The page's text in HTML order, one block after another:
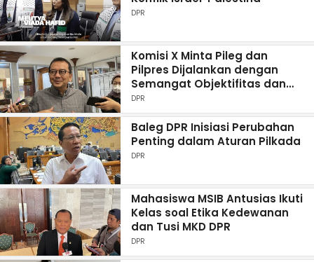
DPR
Komisi X Minta Pileg dan
Pilpres Dijalankan dengan
Semangat Objektifitas dan
Rasionalitas
DPR
Baleg DPR Inisiasi Perubahan
Penting dalam Aturan Pilkada
DPR
Mahasiswa MSIB Antusias Ikuti
Kelas soal Etika Kedewanan
dan Tusi MKD DPR
DPR